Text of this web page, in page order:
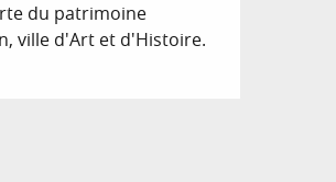
du patrimoine
ville d'Art et d'Histoire.